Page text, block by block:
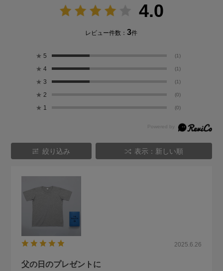
4.0
レビュー件数：3件
★ 5 (1)
★ 4 (1)
★ 3 (1)
★ 2 (0)
★ 1 (0)
絞り込み 表示：新しい順
2025.6.26
父の日のプレゼントに